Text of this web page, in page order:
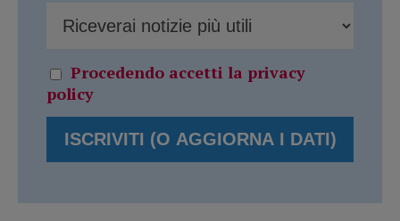
Procedendo accetti la privacy
policy